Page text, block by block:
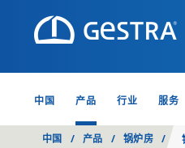
中国 产品 行业 服务
中国 / 产品 / 锅炉房 /